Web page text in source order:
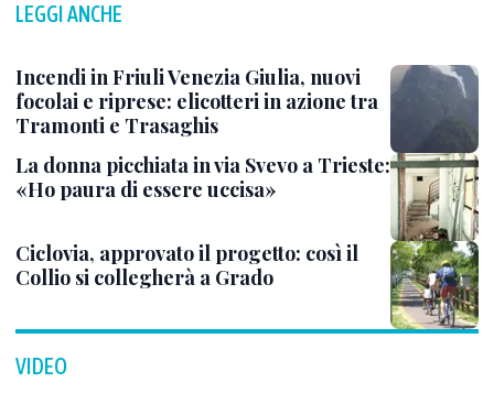
LEGGI ANCHE
Incendi in Friuli Venezia Giulia, nuovi
focolai e riprese: elicotteri in azione tra
Tramonti e Trasaghis
La donna picchiata in via Svevo a Trieste:
«Ho paura di essere uccisa»
Ciclovia, approvato il progetto: così il
Collio si collegherà a Grado
VIDEO